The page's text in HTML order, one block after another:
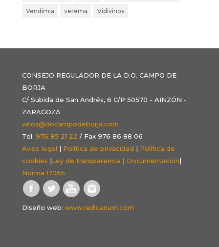
Vendimia verema Vidivinos
CONSEJO REGULADOR DE LA D.O. CAMPO DE
BORJA
C/ Subida de San Andrés, 6 C/P 50570 - AINZÓN -
ZARAGOZA
vinos@docampodeborja.com
Tel. 976 85 21 22 / Fax 976 86 88 06
Aviso legal | Política de privacidad | Política de
cookies |Ley de transparencia | Documentación|
Norma 17065
Diseño web: www.radicarium.com